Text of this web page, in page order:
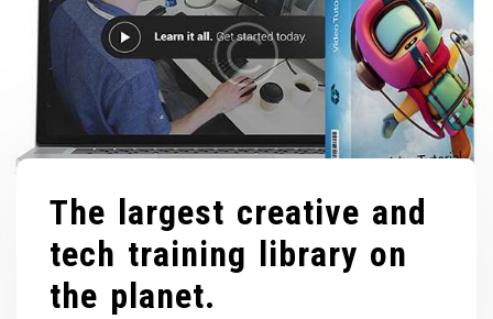
The largest creative and
tech training library on
the planet.